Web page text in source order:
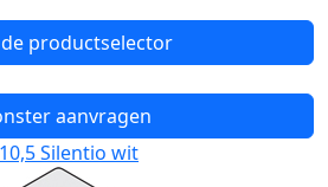
productselector
aanvragen
Silentio wit